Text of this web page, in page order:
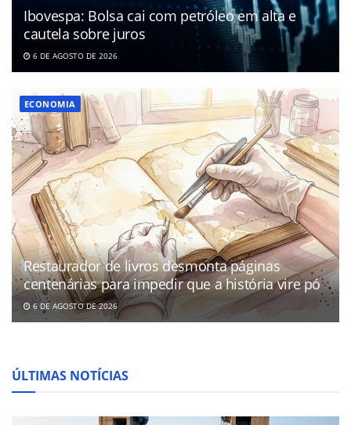
Ibovespa: Bolsa cai com petróleo em alta e
cautela sobre juros
6 DE AGOSTO DE 2026
ECONOMIA
Restaurador de livros desmonta páginas
centenárias para impedir que a história vire pó
6 DE AGOSTO DE 2026
ÚLTIMAS NOTÍCIAS